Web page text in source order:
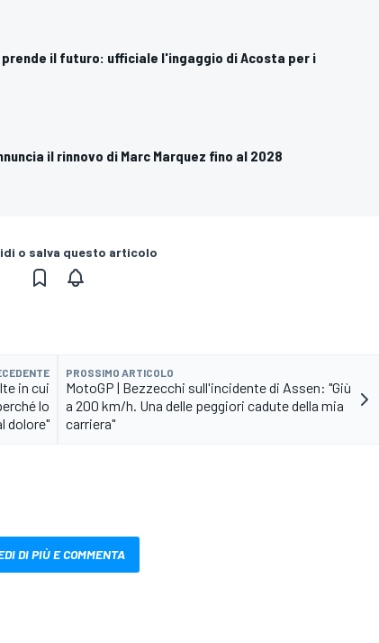
prende il futuro: ufficiale l'ingaggio di Acosta per i
il rinnovo di Marc Marquez fino al 2028
o salva questo articolo
in cui
lo
dolore"
PROSSIMO ARTICOLO
MotoGP | Bezzecchi sull'incidente di Assen: "Giù
a 200 km/h. Una delle peggiori cadute della mia
carriera"
DI PIÙ E COMMENTA